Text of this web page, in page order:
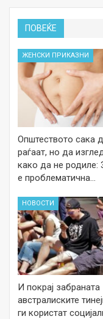
ПОВЕЌЕ
ЖЕНСКИ ПРИКАЗНИ
Општеството сака
раѓаат, но да
како да не родиле:
е проблематична…
НОВОСТИ
И покрај забраната
австралиските
ги користат